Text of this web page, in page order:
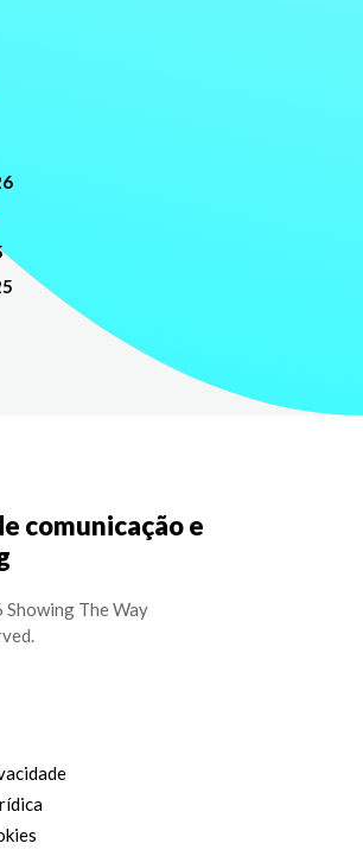
comunicação e
The Way